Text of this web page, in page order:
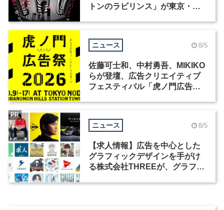
トンのラビリンス」が東京・豊
ニュース 8/5
佐藤可士和、中村勇吾、MIKIKO
らが登壇、広告クリエイティブ
フェスティバル「虎ノ門広告
ニュース 8/5
【求人情報】広告を中心とした
グラフィックデザインを手がけ
る株式会社THREEが、グラフィ
PR